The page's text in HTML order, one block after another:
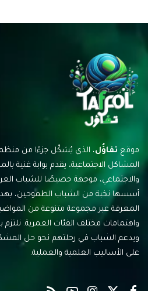
موقع تفاؤُل، الذي يُشكّل جزءًا من
المشاكل الاجتماعية، يقدم بوابة غنية
والاجتماعي، موجهة خصيصًا للشباب
أسسها نخبة من الشباب الطموحين،
المعرفة عبر مجموعة متنوعة من
واهتمامات مختلف الفئات العمرية. نلتزم
ويدعم الشباب في رحلتهم نحو حل
على الأساليب العلمية والعملية.